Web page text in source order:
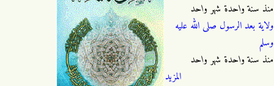
منذ سنة واحدة شهر واحد
ولاية بعد الرسول صلى الله عليه
وسلم
منذ سنة واحدة شهر واحد
المزيد